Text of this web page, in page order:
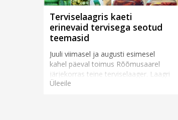
Terviselaagris kaeti
erinevaid tervisega seotud
teemasid
Juuli viimasel ja augusti esimesel
kahel päeval toimus Rõõmusaarel
järjekorras teine terviselaager. Laagri
korraldaja, liidu tervisetöö juhi
Üleeile